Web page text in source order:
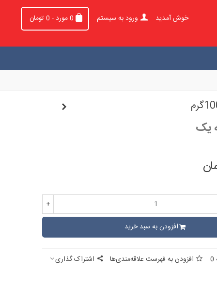
خوش آمدید ورود به سیستم 0مورد - 0 تومان
یک
+
افزودن به سبد خرید
0 افزودن به فهرست علاقه‌مندی‌ها اشتراک گذاری